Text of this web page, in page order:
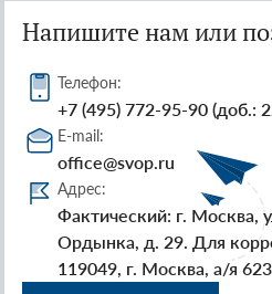
Напишите нам или
Телефон:
+7 (495) 772-95-90 (доб.:
E-mail:
office@svop.ru
Адрес:
Фактический: г. Москва,
Ордынка, д. 29. Для
119049, г. Москва, а/я 623